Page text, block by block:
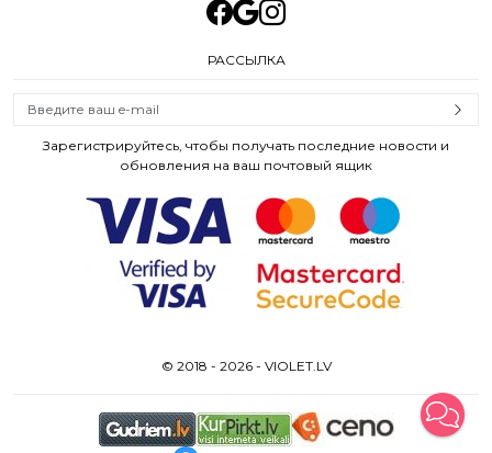
РАССЫЛКА
Зарегистрируйтесь, чтобы получать последние новости и
обновления на ваш почтовый ящик
© 2018 - 2026 - VIOLET.LV